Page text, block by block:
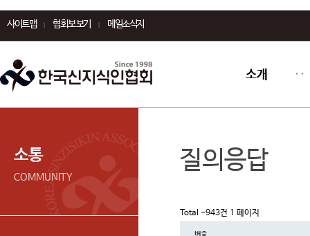
사이트맵 협회보 보기 메일소식지
소개
소통
COMMUNITY
질의응답
Total -943건 1 페이지